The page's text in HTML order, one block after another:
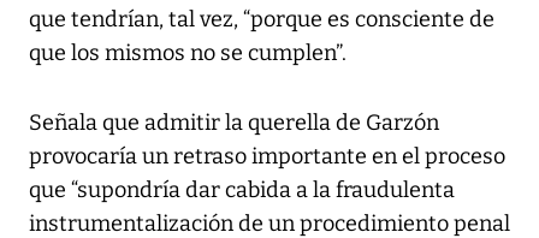
que tendrían, tal vez, “porque es consciente de
que los mismos no se cumplen”.
Señala que admitir la querella de Garzón
provocaría un retraso importante en el proceso
que “supondría dar cabida a la fraudulenta
instrumentalización de un procedimiento penal